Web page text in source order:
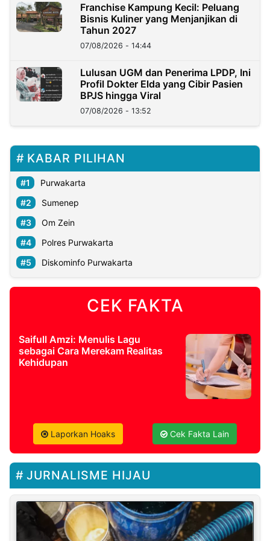
Franchise Kampung Kecil: Peluang
Bisnis Kuliner yang Menjanjikan di
Tahun 2027
07/08/2026 - 14:44
Lulusan UGM dan Penerima LPDP, Ini
Profil Dokter Elda yang Cibir Pasien
BPJS hingga Viral
07/08/2026 - 13:52
KABAR PILIHAN
Purwakarta
Sumenep
Om Zein
Polres Purwakarta
Diskominfo Purwakarta
CEK FAKTA
Saifull Amzi: Menulis Lagu
sebagai Cara Merekam Realitas
Kehidupan
Laporkan Hoaks Cek Fakta Lain
JURNALISME HIJAU